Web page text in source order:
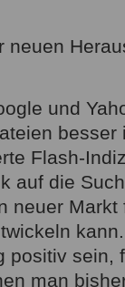
neuen
und
Flash-
auf die
neuer
positiv sein,
man